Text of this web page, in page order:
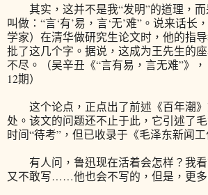
其实，这并不是我“发明”的道理，而
叫做：“言‘有’易，言‘无’难”。说来话长
学家）在清华做研究生论文时，他的指
批了这几个字。据说，这成为王先生的
不尽。（吴辛丑《“言有易，言无难”》
12期）
这个论点，正点出了前述《百年潮》
处。该文的问题还不止于此，它引述了
时间“待考”，但已收录于《毛泽东新闻工
有人问，鲁迅现在活着会怎样？我看
又不敢写……他也会不写的，但是，更多